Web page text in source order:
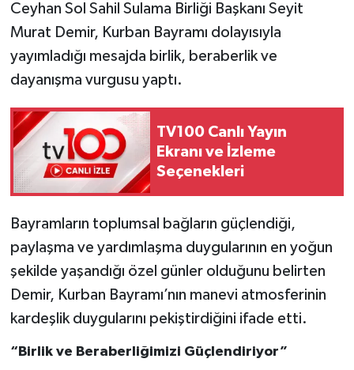
Ceyhan Sol Sahil Sulama Birliği Başkanı Seyit
Murat Demir, Kurban Bayramı dolayısıyla
yayımladığı mesajda birlik, beraberlik ve
dayanışma vurgusu yaptı.
TV100 Canlı Yayın
Ekranı ve İzleme
Seçenekleri
Bayramların toplumsal bağların güçlendiği,
paylaşma ve yardımlaşma duygularının en yoğun
şekilde yaşandığı özel günler olduğunu belirten
Demir, Kurban Bayramı’nın manevi atmosferinin
kardeşlik duygularını pekiştirdiğini ifade etti.
“Birlik ve Beraberliğimizi Güçlendiriyor”